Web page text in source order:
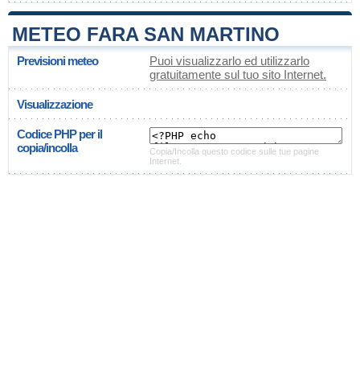
METEO FARA SAN MARTINO
Previsioni meteo
Puoi visualizzarlo ed utilizzarlo
gratuitamente sul tuo sito Internet.
Visualizzazione
Codice PHP per il
copia/incolla
Copia/Incolla questo codice sulle tue pagine
Internet.